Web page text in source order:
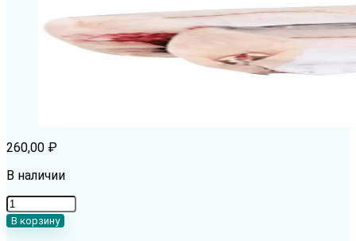
260,00 ₽
В наличии
Количество
товара
Минтай
В корзину